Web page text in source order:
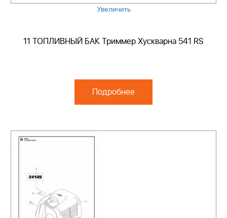
Увеличить
11 ТОПЛИВНЫЙ БАК Триммер Хускварна 541 RS
Подробнее